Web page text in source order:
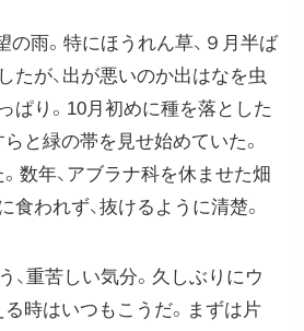
の雨。特にほうれん草、９月半ば
たが、出が悪いのか出はなを虫
ぱり。10月初めに種を落とした
と緑の帯を見せ始めていた。
数年、アブラナ科を休ませた畑
食われず、抜けるように清楚。
、重苦しい気分。久しぶりにウ
時はいつもこうだ。まずは片